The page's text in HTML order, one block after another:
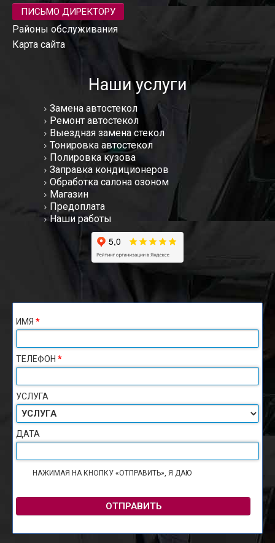
ПИСЬМО ДИРЕКТОРУ
Районы обслуживания
Карта сайта
Наши услуги
Замена автостекол
Ремонт автостекол
Выездная замена стекол
Тонировка автостекол
Полировка кузова
Заправка кондиционеров
Обработка салона озоном
Магазин
Предоплата
Наши работы
ИМЯ *
ТЕЛЕФОН *
УСЛУГА
ДАТА
НАЖИМАЯ НА КНОПКУ «ОТПРАВИТЬ», Я ДАЮ
ОТПРАВИТЬ